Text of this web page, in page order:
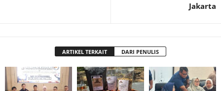
Jakarta
ARTIKEL TERKAIT DARI PENULIS